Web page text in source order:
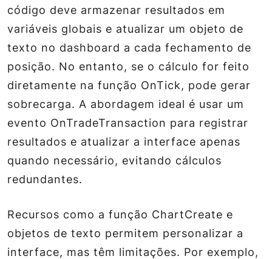
código deve armazenar resultados em
variáveis globais e atualizar um objeto de
texto no dashboard a cada fechamento de
posição. No entanto, se o cálculo for feito
diretamente na função OnTick, pode gerar
sobrecarga. A abordagem ideal é usar um
evento OnTradeTransaction para registrar
resultados e atualizar a interface apenas
quando necessário, evitando cálculos
redundantes.
Recursos como a função ChartCreate e
objetos de texto permitem personalizar a
interface, mas têm limitações. Por exemplo,